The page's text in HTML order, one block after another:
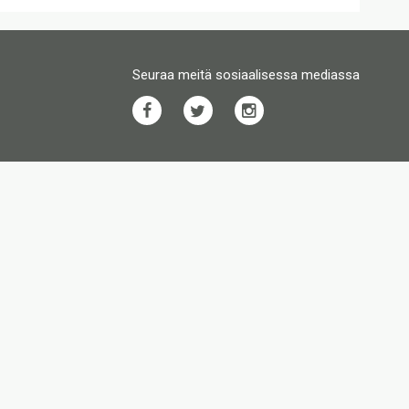
Seuraa meitä sosiaalisessa mediassa
FacebookTwitterInstagram